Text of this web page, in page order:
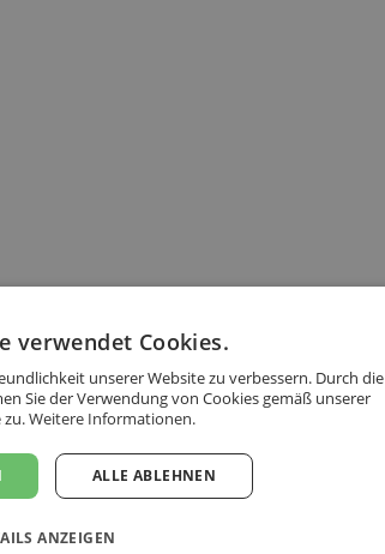
verwendet Cookies.
unserer Website zu verbessern. Durch die
Sie der Verwendung von Cookies gemäß unserer
zu.Weitere Informationen.
ALLE ABLEHNEN
ANZEIGEN